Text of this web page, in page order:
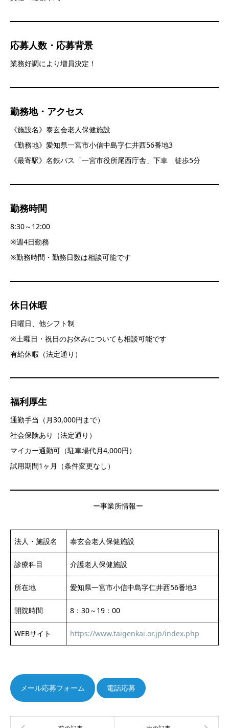
応募人数・応募背景
業務好調により増員決定！
勤務地・アクセス
《施設名》泰玄会老人保健施設
《勤務地》愛知県一宮市小信中島字仁井西56番地3
《最寄駅》名鉄バス「一宮市役所尾西庁舎」下車 徒歩5分
勤務時間
8:30～12:00
※週4日勤務
※勤務時間・勤務日数は相談可能です
休日休暇
日曜日、他シフト制
※土曜日・祝日のお休みについても相談可能です
有給休暇（法定通り）
福利厚生
通勤手当（月30,000円まで）
社会保険あり（法定通り）
マイカー通勤可（駐車場代月4,000円）
試用期間1ヶ月（条件変更なし）
ー事業所情報ー
法人・施設名 泰玄会老人保健施設
診療科目 介護老人保健施設
所在地 愛知県一宮市小信中島字仁井西56番地3
開院時間 8：30～19：00
WEBサイト https://www.taigenkai.or.jp/index.php
電話応募